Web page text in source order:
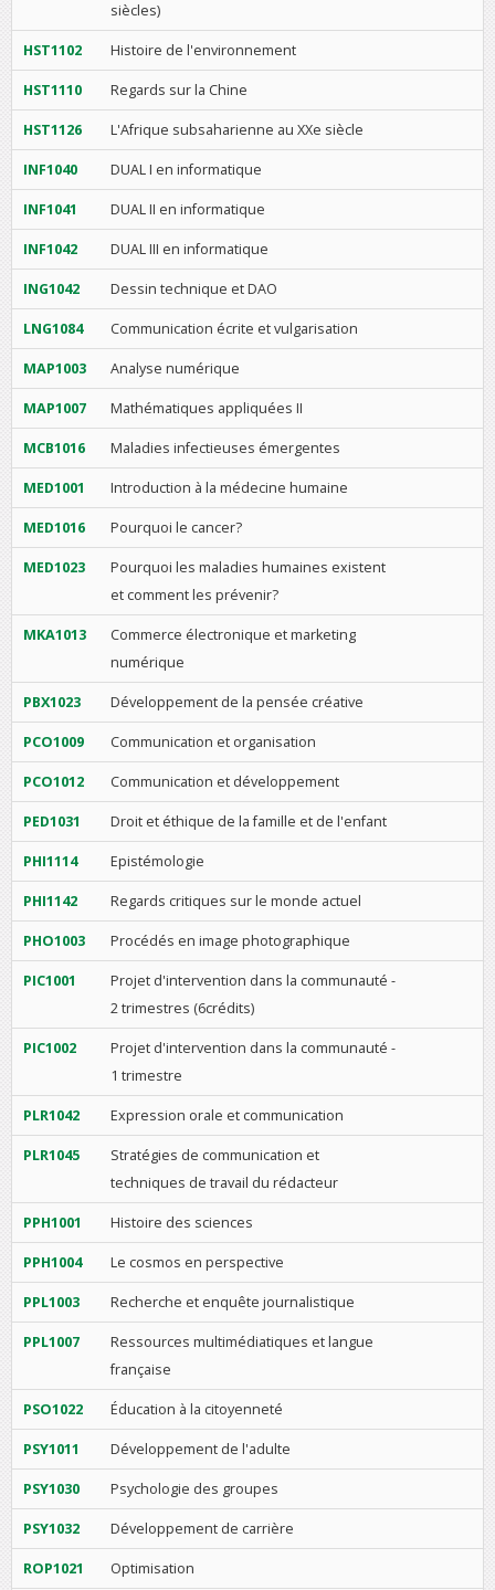
siècles)
HST1102 Histoire de l'environnement
HST1110 Regards sur la Chine
HST1126 L'Afrique subsaharienne au XXe siècle
INF1040 DUAL I en informatique
INF1041 DUAL II en informatique
INF1042 DUAL III en informatique
ING1042 Dessin technique et DAO
LNG1084 Communication écrite et vulgarisation
MAP1003 Analyse numérique
MAP1007 Mathématiques appliquées II
MCB1016 Maladies infectieuses émergentes
MED1001 Introduction à la médecine humaine
MED1016 Pourquoi le cancer?
MED1023
Pourquoi les maladies humaines existent
et comment les prévenir?
MKA1013
Commerce électronique et marketing
numérique
PBX1023 Développement de la pensée créative
PCO1009 Communication et organisation
PCO1012 Communication et développement
PED1031 Droit et éthique de la famille et de l'enfant
PHI1114 Epistémologie
PHI1142 Regards critiques sur le monde actuel
PHO1003 Procédés en image photographique
PIC1001
Projet d'intervention dans la communauté -
2 trimestres (6crédits)
PIC1002
Projet d'intervention dans la communauté -
1 trimestre
PLR1042 Expression orale et communication
PLR1045
Stratégies de communication et
techniques de travail du rédacteur
PPH1001 Histoire des sciences
PPH1004 Le cosmos en perspective
PPL1003 Recherche et enquête journalistique
PPL1007
Ressources multimédiatiques et langue
française
PSO1022 Éducation à la citoyenneté
PSY1011 Développement de l'adulte
PSY1030 Psychologie des groupes
PSY1032 Développement de carrière
ROP1021 Optimisation